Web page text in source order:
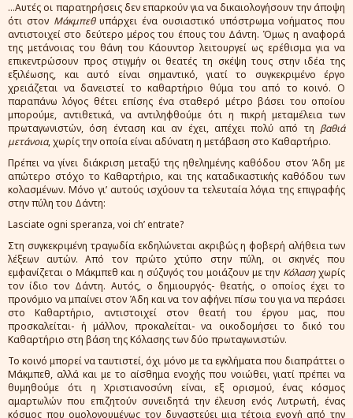
...Αυτές οι παρατηρήσεις δεν επαρκούν για να δικαιολογήσουν την άποψη
ότι στον Μάκμπεθυπάρχει ένα ουσιαστικό υπόστρωμα νοήματος που
αντιστοιχεί στο δεύτερο μέρος του έπους του Δάντη. Όμως η αναφορά
της μετάνοιας του θάνη του Κάουντορ λειτουργεί ως ερέθισμα για να
επικεντρώσουν προς στιγμήν οι θεατές τη σκέψη τους στην ιδέα της
εξιλέωσης, και αυτό είναι σημαντικό, γιατί το συγκεκριμένο έργο
χρειάζεται να δανειστεί το καθαρτήριο θύμα του από το κοινό. Ο
παραπάνω λόγος θέτει επίσης ένα σταθερό μέτρο βάσει του οποίου
μπορούμε, αντιθετικά, να αντιληφθούμε ότι η πικρή μεταμέλεια των
πρωταγωνιστών, όση ένταση και αν έχει, απέχει πολύ από τη βαθιά
μετάνοια, χωρίς την οποία είναι αδύνατη η μετάβαση στο Καθαρτήριο.
Πρέπει να γίνει διάκριση μεταξύ της ηθελημένης καθόδου στον Άδη με
απώτερο στόχο το Καθαρτήριο, και της καταδικαστικής καθόδου των
κολασμένων. Μόνο γι’ αυτούς ισχύουν τα τελευταία λόγια της επιγραφής
στην πύλη του Δάντη:
Lasciate ogni speranza, voi ch’ entrate?
Στη συγκεκριμένη τραγωδία εκδηλώνεται ακριβώς η φοβερή αλήθεια των
λέξεων αυτών. Από τον πρώτο χτύπο στην πύλη, οι σκηνές που
εμφανίζεται ο Μάκμπεθ και η σύζυγός του μοιάζουν με την Κόλασηχωρίς
τον ίδιο τον Δάντη. Αυτός, ο δημιουργός- θεατής, ο οποίος έχει το
προνόμιο να μπαίνει στον Άδη και να τον αφήνει πίσω του για να περάσει
στο Καθαρτήριο, αντιστοιχεί στον θεατή του έργου μας, που
προσκαλείται- ή μάλλον, προκαλείται- να οικοδομήσει το δικό του
Καθαρτήριο στη βάση της Κόλασης των δύο πρωταγωνιστών.
Το κοινό μπορεί να ταυτιστεί, όχι μόνο με τα εγκλήματα που διαπράττει ο
Μάκμπεθ, αλλά και με το αίσθημα ενοχής που νοιώθει, γιατί πρέπει να
θυμηθούμε ότι η Χριστιανοσύνη είναι, εξ ορισμού, ένας κόσμος
αμαρτωλών που επιζητούν συνειδητά την έλευση ενός Λυτρωτή, ένας
κόσμος που ομολογουμένως τον δυναστεύει μια τέτοια ενοχή από την